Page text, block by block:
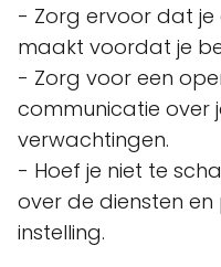
- Zorg ervoor dat
maakt voordat je
- Zorg voor een
communicatie over
verwachtingen.
- Hoef je niet te
over de diensten
instelling.